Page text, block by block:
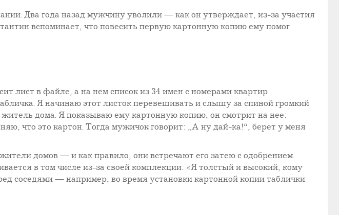
Два года назад мужчину уволили — как он утверждает, из-за участия
вспоминает, что повесить первую картонную копию ему помог
лист в файле, а на нем список из 34 имен с номерами квартир
Я начинаю этот листок перевешивать и слышу за спиной громкий
дома. Я показываю ему картонную копию, он смотрит на нее:
что это картон. Тогда мужичок говорит: „А ну дай-ка!“, берет у меня
домов — и как правило, они встречают его затею с одобрением.
в том числе из-за своей комплекции: «Я толстый и высокий, кому
соседями — например, во время установки картонной копии таблички